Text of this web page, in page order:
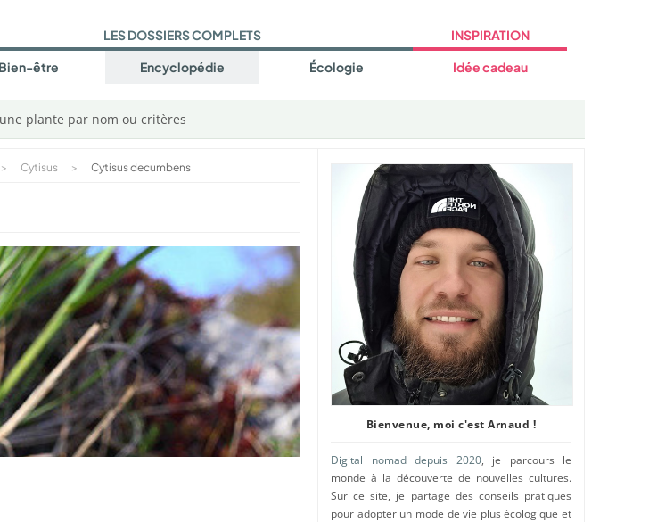
LES DOSSIERS COMPLETS
Bien-être Encyclopédie Écologie
INSPIRATION
Idée cadeau
plante par nom ou critères
> Cytisus > Cytisus decumbens
Bienvenue, moi c'est Arnaud !
Digital nomad depuis 2020, je parcours le
monde à la découverte de nouvelles cultures.
Sur ce site, je partage des conseils pratiques
pour adopter un mode de vie plus écologique et